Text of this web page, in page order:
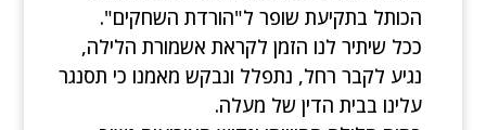
הכותל בתקיעת שופר ל"הורדת השחקים".
ככל שיתיר לנו הזמן לקראת אשמורת הלילה,
נגיע לקבר רחל, נתפלל ונבקש מאמנו כי תסנגר
עלינו בבית הדין של מעלה.